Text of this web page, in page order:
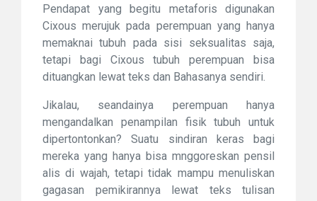
Pendapat yang begitu metaforis digunakan
Cixous merujuk pada perempuan yang hanya
memaknai tubuh pada sisi seksualitas saja,
tetapi bagi Cixous tubuh perempuan bisa
dituangkan lewat teks dan Bahasanya sendiri.
Jikalau, seandainya perempuan hanya
mengandalkan penampilan fisik tubuh untuk
dipertontonkan? Suatu sindiran keras bagi
mereka yang hanya bisa mnggoreskan pensil
alis di wajah, tetapi tidak mampu menuliskan
gagasan pemikirannya lewat teks tulisan